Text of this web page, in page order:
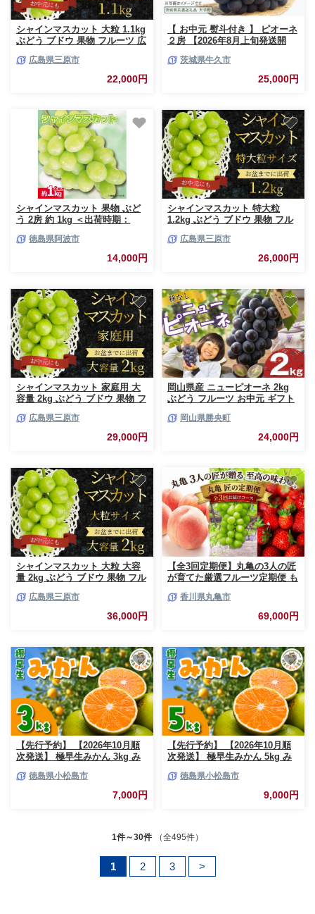
シャインマスカット 大粒 1.1kg
ぶどう ブドウ 果物 フルーツ 広
249002広島県三原市
22,000円
【 お中元 熨斗付き 】 ピオーネ
２房 【2026年8月上旬発送開
町) ブドウ ぶどう 葡萄 ピオー
茨城県牛久市
25,000円
シャインマスカット 果物 ぶど
う 2房 約 1kg ＜出荷時期：
葡萄 秋の味覚 甘い フルーツ お
徳島県阿波市
14,000円
シャインマスカット 特大粒
1.2kg ぶどう ブドウ 果物 フル
ト 249003
広島県三原市
26,000円
シャインマスカット 家庭用 大
容量 2kg ぶどう ブドウ 果物 フ
フト 249004
広島県三原市
29,000円
岡山県産 ニューピオーネ 2kg
ぶどう フルーツ お中元 ギフト
老の日 高級 フルーツギフト 産
岡山県勝央町
24,000円
シャインマスカット 大粒 大容
量 2kg ぶどう ブドウ 果物 フル
ト 249005
広島県三原市
36,000円
【全3回定期便】丸亀の3人の匠
が育てた厳選フルーツ定期便 も
お中元 贈答 ギフト 香川 丸亀市
香川県丸亀市
69,000円
【先行予約】 【2026年10月順
次発送】 極早生みかん 3kg み
熟 柑橘 果物 フルーツ 国産 新
鮮 お中元 甘い 農家直送 【北海
道、東北、離島、沖縄配送不
徳島県小松島市
7,000円
【先行予約】 【2026年10月順
次発送】 極早生みかん 5kg み
熟 柑橘 果物 フルーツ 国産 新
鮮 お中元 甘い 農家直送 【北海
道、東北、離島、沖縄配送不
徳島県小松島市
9,000円
1件～30件 （全495件）
1 2 3 >